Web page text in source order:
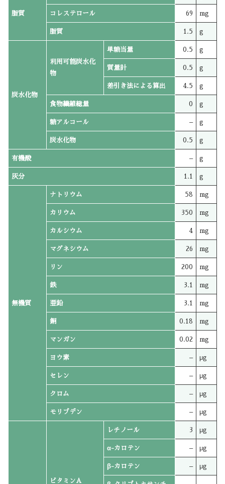
脂質 コレステロール 69 mg
脂質 1.5 g
炭水化物
利用可能炭水化
物
単糖当量 0.5 g
質量計 0.5 g
差引き法による算出 4.5 g
食物繊維総量 0 g
糖アルコール – g
炭水化物 0.5 g
有機酸 – g
灰分 1.1 g
無機質
ナトリウム 58 mg
カリウム 350 mg
カルシウム 4 mg
マグネシウム 26 mg
リン 200 mg
鉄 3.1 mg
亜鉛 3.1 mg
銅 0.18 mg
マンガン 0.02 mg
ヨウ素 – μg
セレン – μg
クロム – μg
モリブデン – μg
ビタミンA
レチノール 3 μg
α-カロテン – μg
β-カロテン – μg